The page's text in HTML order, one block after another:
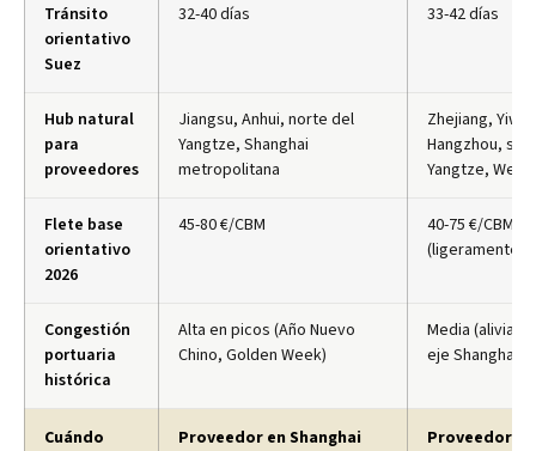
Tránsito
orientativo
Suez
32-40 días 33-42 días
Hub natural
para
proveedores
Jiangsu, Anhui, norte del
Yangtze, Shanghai
metropolitana
Zhejiang, Yiwu,
Hangzhou, sur
Yangtze,
Flete base
orientativo
2026
45-80 €/CBM
40-75 €/CBM
(ligeramente
Congestión
portuaria
histórica
Alta en picos (Año Nuevo
Chino, Golden Week)
Media (alivia
eje Shanghai)
Cuándo
Proveedor en Shanghai
Proveedor en